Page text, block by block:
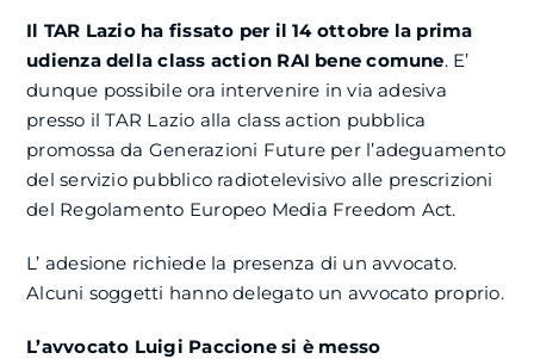
CONTATTI
Il TAR Lazio ha fissato per il 14 ottobre la prima
udienza della class action RAI bene comune. E’
dunque possibile ora intervenire in via adesiva
presso il TAR Lazio alla class action pubblica
promossa da Generazioni Future per l’adeguamento
del servizio pubblico radiotelevisivo alle prescrizioni
del Regolamento Europeo Media Freedom Act.
L’ adesione richiede la presenza di un avvocato.
Alcuni soggetti hanno delegato un avvocato proprio.
L’avvocato Luigi Paccione si è messo